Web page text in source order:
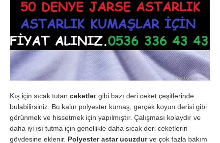
Kış için sıcak tutan ceketler gibi bazı deri ceket çeşitlerinde
bulabilirsiniz. Bu kalın polyester kumaş, gerçek koyun derisi gibi
görünmek ve hissetmek için yapılmıştır. Çalışması kolaydır ve
daha iyi ısı tutma için genellikle daha sıcak deri ceketlerin
gövdesine eklenir. Polyester astar ucuzdurve çok fazla bakım